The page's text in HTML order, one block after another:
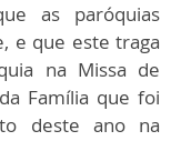
as paróquias
e que este traga
na Missa de
Família que foi
deste ano na